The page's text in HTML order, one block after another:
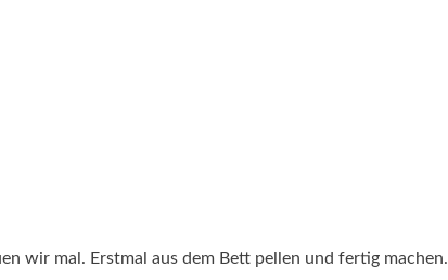
wir mal. Erstmal aus dem Bett pellen und fertig machen.